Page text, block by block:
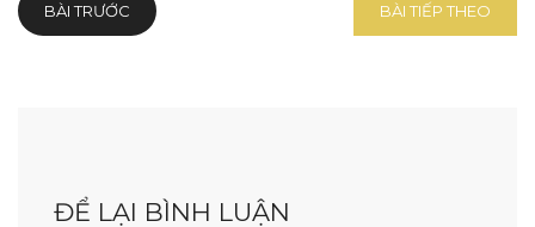
BÀI TRƯỚC BÀI TIẾP THEO
ĐỂ LẠI BÌNH LUẬN